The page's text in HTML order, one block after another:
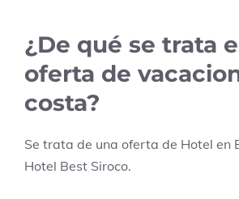
¿De qué se trata
oferta de
costa?
Se trata de una oferta de Hotel en
Hotel Best Siroco.